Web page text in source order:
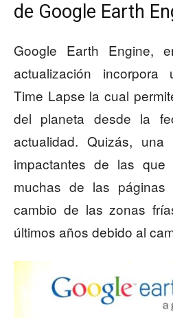
de Google Earth
Google Earth Engine,
actualización
Time Lapse la cual
del planeta desde la
actualidad. Quizás,
impactantes de las
muchas de las
cambio de las zonas
últimos años debido al